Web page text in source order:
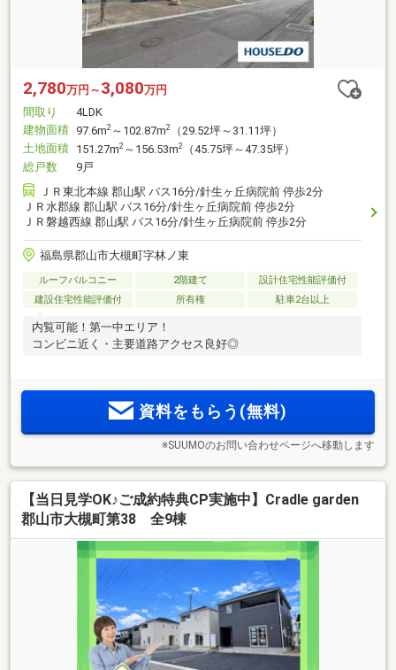
2,780万円～ 3,080万円
間取り
4LDK
建物面積 97.6m2 ～102.87m2
（29.52坪～31.11坪）
土地面積 151.27m2 ～156.53m2
（45.75坪～47.35坪）
総戸数
9戸
ＪＲ東北本線 郡山駅 バス16分/針生ヶ丘病院前 停歩2分
ＪＲ水郡線 郡山駅 バス16分/針生ヶ丘病院前 停歩2分
ＪＲ磐越西線 郡山駅 バス16分/針生ヶ丘病院前 停歩2分
福島県郡山市大槻町字林ノ東
ルーフバルコニー 2階建て
設計住宅性能評価付
建設住宅性能評価付
所有権 駐車2台以上
内覧可能！第一中エリア！
コンビニ近く・主要道路アクセス良好◎
資料をもらう(無料)
※SUUMOのお問い合わせページへ移動します
【当日見学OK♪ご成約特典CP実施中】Cradle garden
郡山市大槻町第38 全9棟